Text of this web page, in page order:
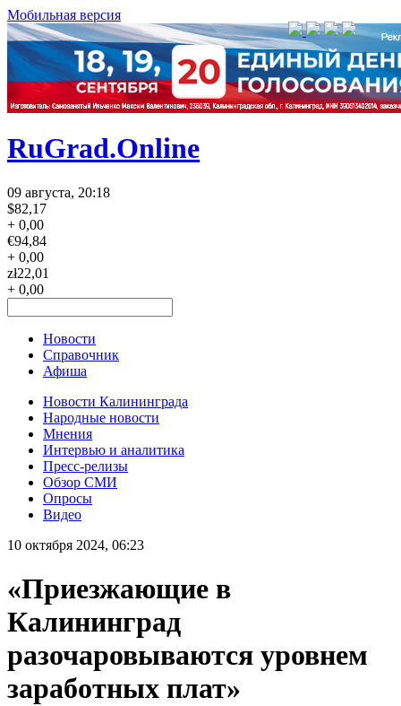
Мобильная версия
RuGrad.Online
09 августа, 20:18
$82,17
+ 0,00
€94,84
+ 0,00
zł22,01
+ 0,00
Новости
Справочник
Афиша
Новости Калининграда
Народные новости
Мнения
Интервью и аналитика
Пресс-релизы
Обзор СМИ
Опросы
Видео
10 октября 2024, 06:23
«Приезжающие в
Калининград
разочаровываются уровнем
заработных плат»